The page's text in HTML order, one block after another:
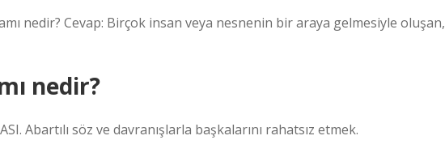
nedir? Cevap: Birçok insan veya nesnenin bir araya gelmesiyle oluşan,
nedir?
Abartılı söz ve davranışlarla başkalarını rahatsız etmek.